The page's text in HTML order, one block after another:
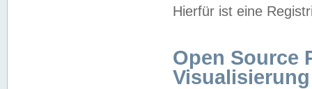
Hierfür ist eine
Open Source
Visualisierung